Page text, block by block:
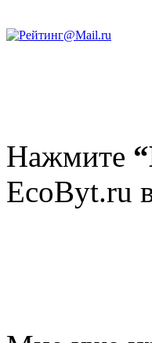
Нажмите
EcoByt.ru